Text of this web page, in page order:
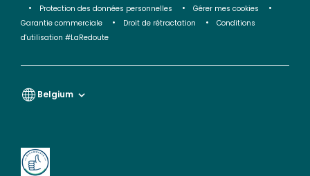
Protection des données personnelles
Gérer mes cookies
Garantie commerciale
Droit de rétractation
Conditions
d'utilisation #LaRedoute
Belgium